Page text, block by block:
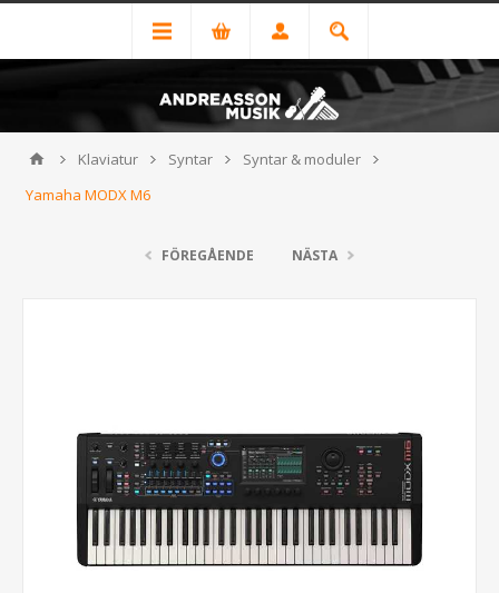
Klaviatur Syntar
Syntar & moduler
Yamaha MODX M6
FÖREGÅENDE NÄSTA